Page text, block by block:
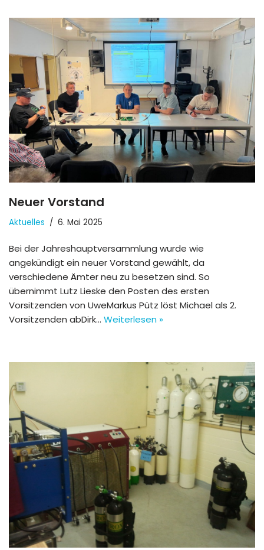
Neuer Vorstand
Aktuelles 6. Mai 2025
Bei der Jahreshauptversammlung wurde wie
angekündigt ein neuer Vorstand gewählt, da
verschiedene Ämter neu zu besetzen sind. So
übernimmt Lutz Lieske den Posten des ersten
Vorsitzenden von UweMarkus Pütz löst Michael als 2.
Vorsitzenden abDirk… Weiterlesen »